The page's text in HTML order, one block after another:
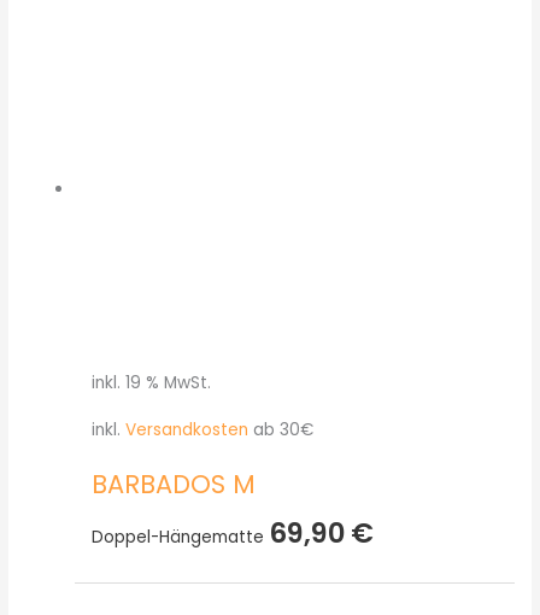
inkl. 19 % MwSt.
inkl. Versandkosten ab 30€
BARBADOS M
Doppel-Hängematte 69,90€